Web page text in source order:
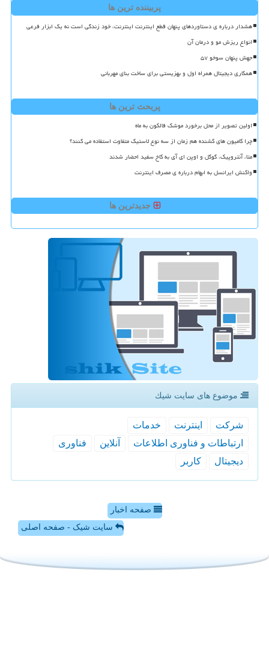
پربیننده ترین ها
هشدار درباره ی دستاوردهای پنهان قطع اینترنت اینترنت، خود زندگی است نه یک ابزار فرعی
انواع ریزش مو و درمان آن
جهش پنهان سوخو ۵۷
همکاری دیجیتال همراه اول و بهزیستی برای ساخت بنای مهربانی
پربحث ترین ها
اولین تصویر از محل برخورد موشک فالکون به ماه
چرا کامیون های کشنده هم زمان از سه نوع لاستیک متفاوت استفاده می کنند؟
متا، آنتروپیک، گوگل و اوپن ای آی به کاخ سفید احضار شدند
واکنش ایرانسل به ابهام درباره ی مصرف اینترنت
جدیدترین ها
موضوع های سایت شیك
شركت اینترنت
خدمات
ارتباطات و فناوری اطلاعات
آنلاین
فناوری
دیجیتال
كاربر
صفحه اخبار
سایت شیک - صفحه اصلی